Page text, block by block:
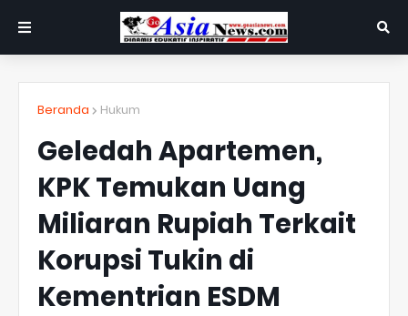
Beranda Hukum
Geledah Apartemen,
KPK Temukan Uang
Miliaran Rupiah Terkait
Korupsi Tukin di
Kementrian ESDM